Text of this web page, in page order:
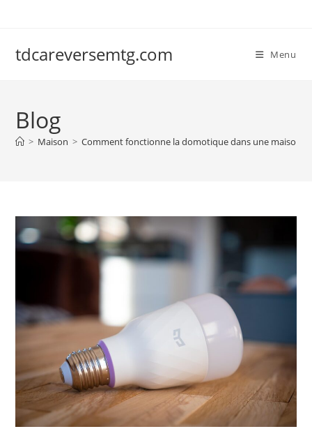
tdcareversemtg.com Menu
Blog
> Maison > Comment fonctionne la domotique dans une maison